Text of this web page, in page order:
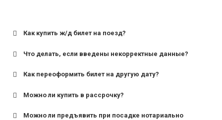
Как купить ж/д билет на поезд?
Что делать, если введены некорректные данные?
Как переоформить билет на другую дату?
Можно ли купить в рассрочку?
Можно ли предъявить при посадке нотариально